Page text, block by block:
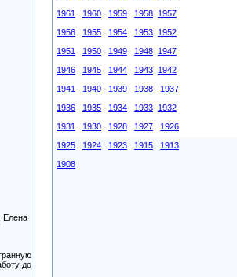
Елена
до
1961
1960 1959 1958 1957
1956
1955 1954 1953 1952
1951
1950 1949 1948 1947
1946
1945 1944 1943 1942
1941
1940 1939 1938
1937
1936
1935 1934 1933 1932
1931
1930 1928 1927
1926
1925
1924 1923 1915
1913
1908